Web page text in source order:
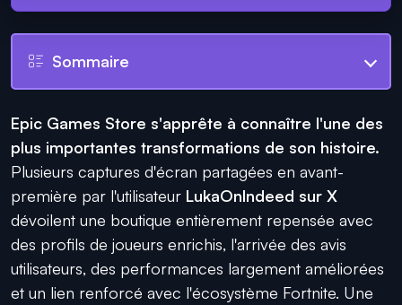
Sommaire
Epic Games Store s'apprête à connaître l'une des
plus importantes transformations de son histoire.
Plusieurs captures d'écran partagées en avant-
première par l'utilisateur LukaOnIndeed sur X
dévoilent une boutique entièrement repensée avec
des profils de joueurs enrichis, l'arrivée des avis
utilisateurs, des performances largement améliorées
et un lien renforcé avec l'écosystème Fortnite. Une